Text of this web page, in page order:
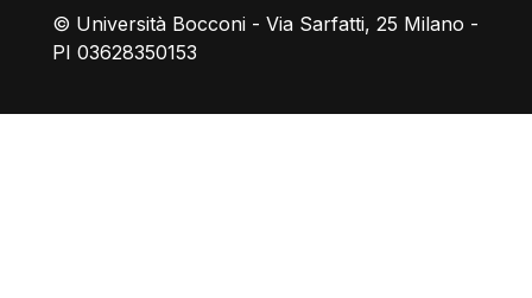
© Università Bocconi - Via Sarfatti, 25 Milano -
PI 03628350153